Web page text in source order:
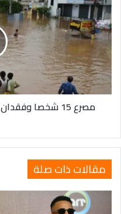
15
شخصا
وفقدان
16
آخرين
جراء
أمطار
غزيرة
مقالات ذات صلة